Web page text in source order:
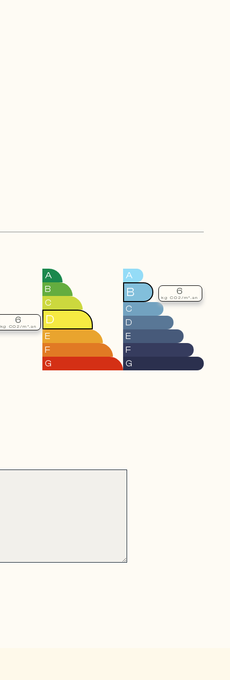
A
B
C
D
E
F
G
6
kg CO2/m².an
A
B
C
D
E
F
G
6
kg CO2/m².an